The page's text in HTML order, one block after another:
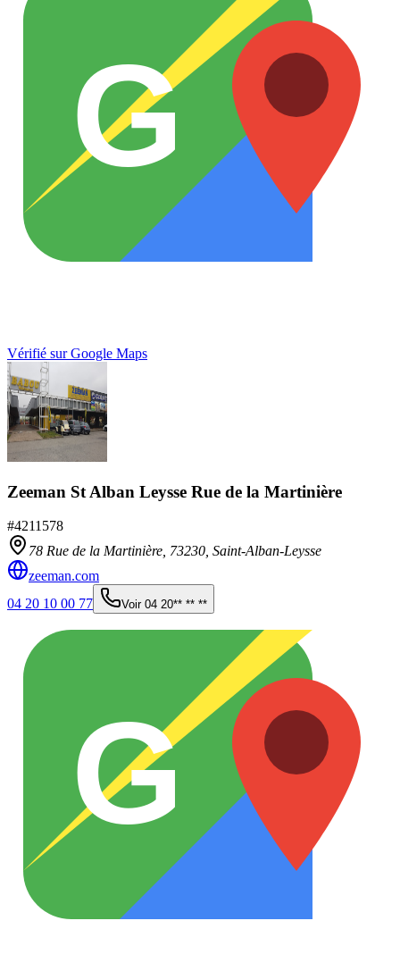
G
Vérifié sur Google Maps
Zeeman St Alban Leysse Rue de la Martinière
#4211578
78 Rue de la Martinière, 73230, Saint-Alban-Leysse
zeeman.com
04 20 10 00 77
Voir 04 20** ** **
G